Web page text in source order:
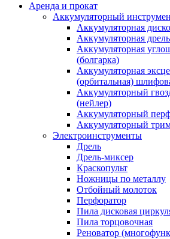
Аренда и прокат
Аккумуляторный
Аккумуляторная
Аккумуляторная
Аккумуляторная
(болгарка)
Аккумуляторная
(орбитальная)
Аккумуляторный
(нейлер)
Аккумуляторный
Аккумуляторный
Электроинструменты
Дрель
Дрель-миксер
Краскопульт
Ножницы по металлу
Отбойный молоток
Перфоратор
Пила дисковая
Пила торцовочная
Реноватор